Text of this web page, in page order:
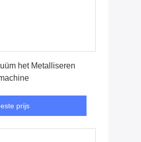
het Metalliseren
prijs